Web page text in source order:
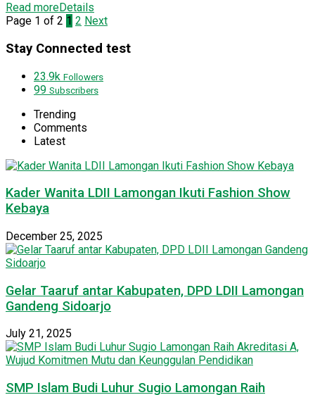
Read moreDetails
Page 1 of 2 1 2 Next
Stay Connected test
23.9k Followers
99 Subscribers
Trending
Comments
Latest
Kader Wanita LDII Lamongan Ikuti Fashion Show
Kebaya
December 25, 2025
Gelar Taaruf antar Kabupaten, DPD LDII Lamongan
Gandeng Sidoarjo
July 21, 2025
SMP Islam Budi Luhur Sugio Lamongan Raih